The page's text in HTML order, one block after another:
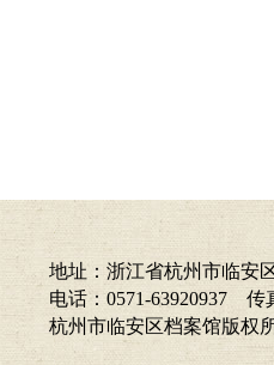
地址：浙江省杭州市临安
电话：0571-63920937 传
杭州市临安区档案馆版权